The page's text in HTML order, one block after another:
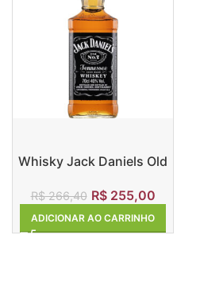
Whisky Jack Daniels Old
R$266,40 R$255,00
ADICIONAR AO CARRINHO